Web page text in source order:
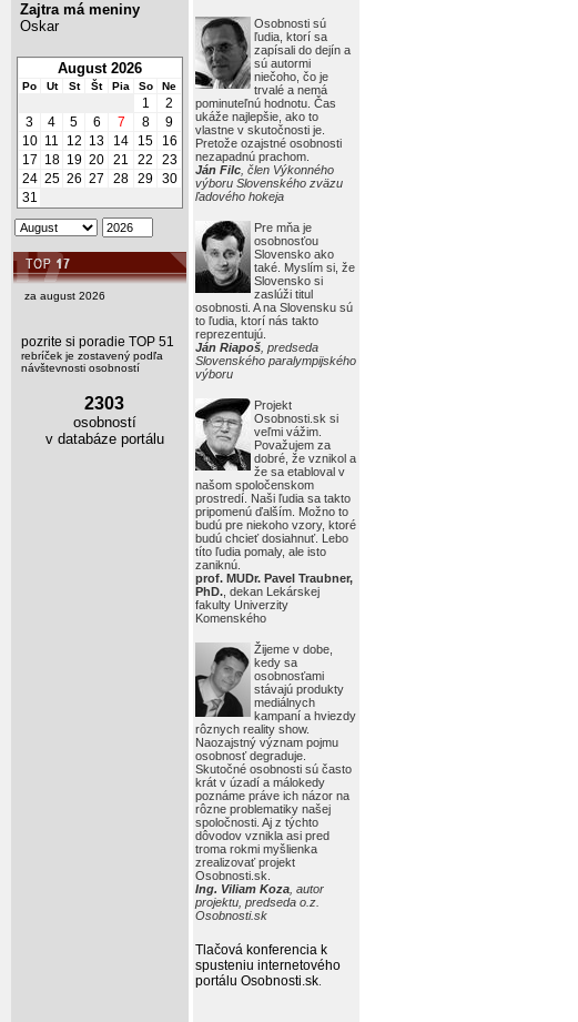
Osobnosti sú
ľudia, ktorí sa
zapísali do dejín a
sú autormi
niečoho, čo je
trvalé a nemá
pominuteľnú hodnotu. Čas
ukáže najlepšie, ako to
vlastne v skutočnosti je.
Pretože ozajstné osobnosti
nezapadnú prachom.
Ján Filc , člen Výkonného
výboru Slovenského zväzu
ľadového hokeja
Pre mňa je
osobnosťou
Slovensko ako
také. Myslím si, že
Slovensko si
zaslúži titul
osobnosti. A na Slovensku sú
to ľudia, ktorí nás takto
reprezentujú.
Ján Riapoš , predseda
Slovenského paralympijského
výboru
Projekt
Osobnosti.sk si
veľmi vážim.
Považujem za
dobré, že vznikol a
že sa etabloval v
našom spoločenskom
prostredí. Naši ľudia sa takto
pripomenú ďalším. Možno to
budú pre niekoho vzory, ktoré
budú chcieť dosiahnuť. Lebo
títo ľudia pomaly, ale isto
zaniknú.
prof. MUDr. Pavel Traubner,
PhD. , dekan Lekárskej
fakulty Univerzity
Komenského
Žijeme v dobe,
kedy sa
osobnosťami
stávajú produkty
mediálnych
kampaní a hviezdy
rôznych reality show.
Naozajstný význam pojmu
osobnosť degraduje.
Skutočné osobnosti sú často
krát v úzadí a málokedy
poznáme práve ich názor na
rôzne problematiky našej
spoločnosti. Aj z týchto
dôvodov vznikla asi pred
troma rokmi myšlienka
zrealizovať projekt
Osobnosti.sk.
Ing. Viliam Koza , autor
projektu, predseda o.z.
Osobnosti.sk
Tlačová konferencia k
spusteniu internetového
portálu Osobnosti.sk
Zajtra má meniny
Oskar
August 2026
Po Ut St Št Pia So Ne
1
2
3
4 5 6 7 8
9
10 11 12 13 14 15
16
17 18 19 20 21 22
23
24 25 26 27 28 29 30
31
za august 2026
pozrite si poradie TOP 51
rebríček je zostavený podľa
návštevnosti osobností
2303
osobností
v databáze portálu